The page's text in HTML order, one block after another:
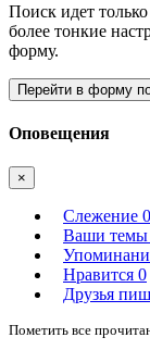
Поиск идет
более тонкие
форму.
Перейти в форму
Оповещения
×
Слежение 0
Ваши темы
Нравится 0
Друзья
Пометить все